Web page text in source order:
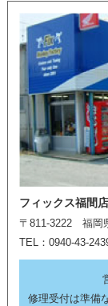
フィックス福間店
〒811-3222 福岡
TEL：0940-43-
修理受付は準備